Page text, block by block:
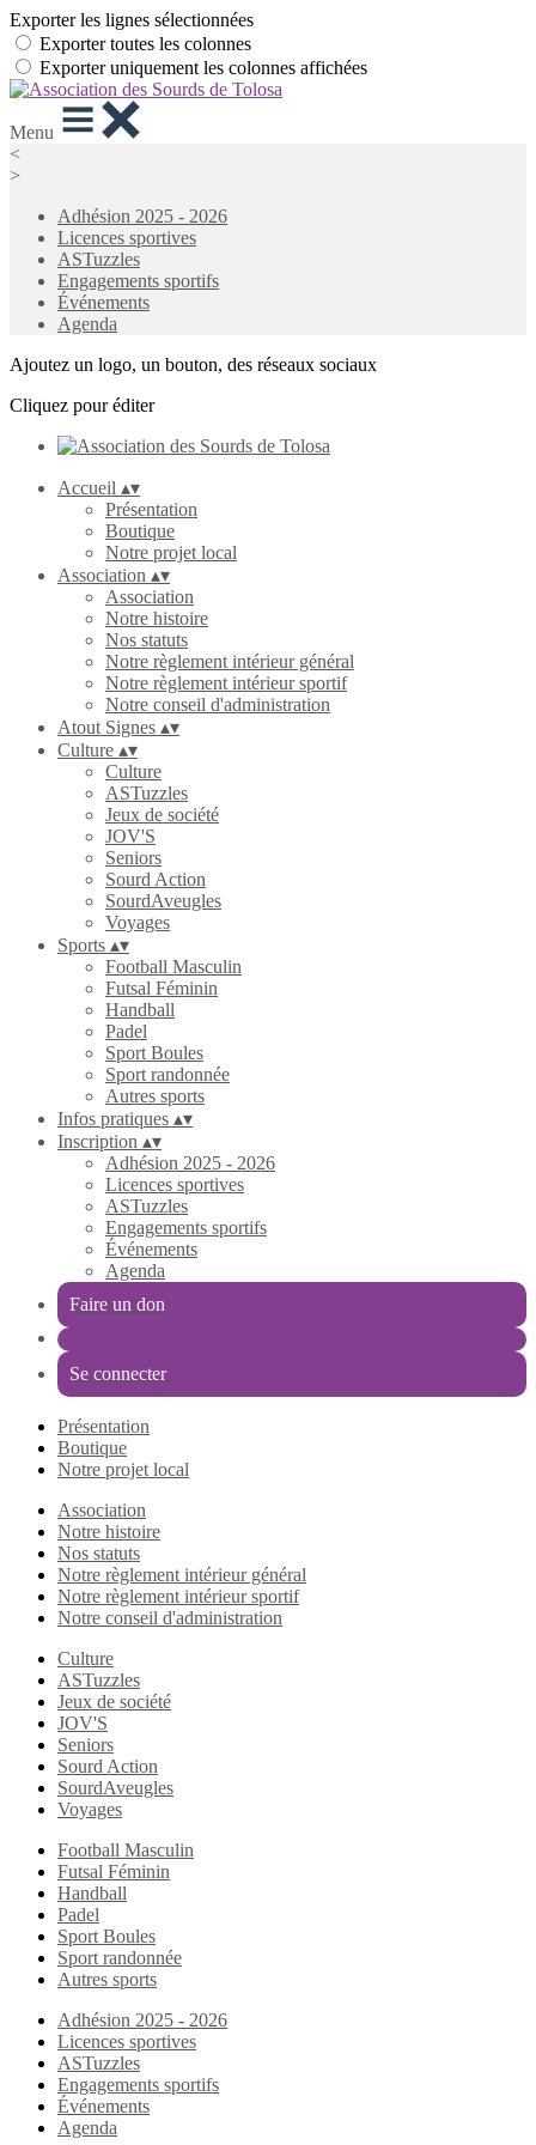
Exporter les lignes sélectionnées
Exporter toutes les colonnes
Exporter uniquement les colonnes affichées
Menu
<
>
Adhésion 2025 - 2026
Licences sportives
ASTuzzles
Engagements sportifs
Événements
Agenda
Ajoutez un logo, un bouton, des réseaux sociaux
Cliquez pour éditer
Accueil ▴▾
Présentation
Boutique
Notre projet local
Association ▴▾
Association
Notre histoire
Nos statuts
Notre règlement intérieur général
Notre règlement intérieur sportif
Notre conseil d'administration
Atout Signes ▴▾
Culture ▴▾
Culture
ASTuzzles
Jeux de société
JOV'S
Seniors
Sourd Action
SourdAveugles
Voyages
Sports ▴▾
Football Masculin
Futsal Féminin
Handball
Padel
Sport Boules
Sport randonnée
Autres sports
Infos pratiques ▴▾
Inscription ▴▾
Adhésion 2025 - 2026
Licences sportives
ASTuzzles
Engagements sportifs
Événements
Agenda
Faire un don
Se connecter
Présentation
Boutique
Notre projet local
Association
Notre histoire
Nos statuts
Notre règlement intérieur général
Notre règlement intérieur sportif
Notre conseil d'administration
Culture
ASTuzzles
Jeux de société
JOV'S
Seniors
Sourd Action
SourdAveugles
Voyages
Football Masculin
Futsal Féminin
Handball
Padel
Sport Boules
Sport randonnée
Autres sports
Adhésion 2025 - 2026
Licences sportives
ASTuzzles
Engagements sportifs
Événements
Agenda